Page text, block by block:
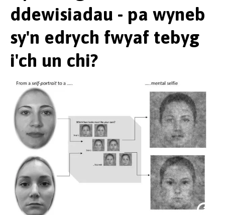
ddewisiadau - pa wyneb
sy'n edrych fwyaf tebyg
i'ch un chi?